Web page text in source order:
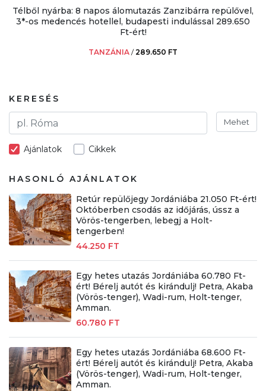
Télből nyárba: 8 napos álomutazás Zanzibárra repülővel,
3*-os medencés hotellel, budapesti indulással 289.650
Ft-ért!
TANZÁNIA /289.650 FT
KERESÉS
Mehet
Ajánlatok Cikkek
HASONLÓ AJÁNLATOK
Retúr repülőjegy Jordániába 21.050 Ft-ért!
Októberben csodás az időjárás, ússz a
Vörös-tengerben, lebegj a Holt-
tengerben!
44.250 FT
Egy hetes utazás Jordániába 60.780 Ft-
ért! Bérelj autót és kirándulj! Petra, Akaba
(Vörös-tenger), Wadi-rum, Holt-tenger,
Amman.
60.780 FT
Egy hetes utazás Jordániába 68.600 Ft-
ért! Bérelj autót és kirándulj! Petra, Akaba
(Vörös-tenger), Wadi-rum, Holt-tenger,
Amman.